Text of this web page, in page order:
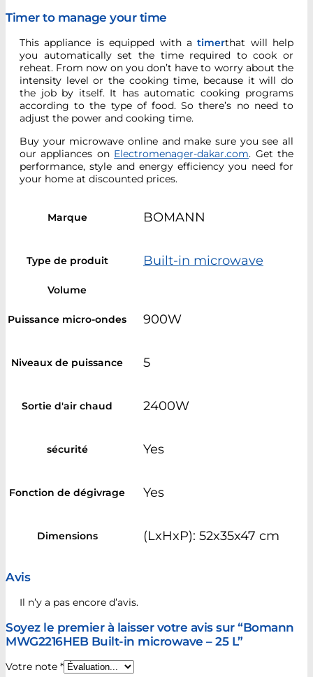
Timer to manage your time
This appliance is equipped with atimerthat will help
you automatically set the time required to cook or
reheat. From now on you don’t have to worry about the
intensity level or the cooking time, because it will do
the job by itself. It has automatic cooking programs
according to the type of food. So there’s no need to
adjust the power and cooking time.
Buy your microwave online and make sure you see all
our appliances on Electromenager-dakar.com. Get the
performance, style and energy efficiency you need for
your home at discounted prices.
Marque BOMANN
Type de produit Built-in microwave
Volume
Puissance micro-ondes 900W
Niveaux de puissance 5
Sortie d'air chaud 2400W
sécurité Yes
Fonction de dégivrage Yes
Dimensions (LxHxP): 52x35x47 cm
Avis
Il n’y a pas encore d’avis.
Soyez le premier à laisser votre avis sur “Bomann
MWG2216HEB Built-in microwave – 25 L”
Votre note *